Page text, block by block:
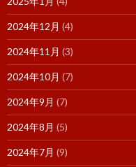
2024年12月 (4)
2024年11月 (3)
2024年10月 (7)
2024年9月 (7)
2024年8月 (5)
2024年7月 (9)